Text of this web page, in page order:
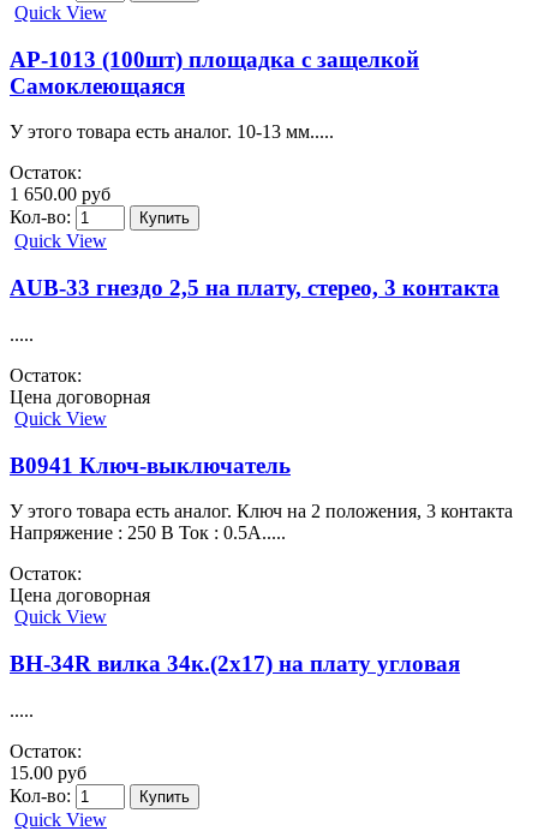
Quick View
AP-1013 (100шт) площадка с защелкой
Самоклеющаяся
У этого товара есть аналог. 10-13 мм.....
Остаток:
1 650.00 руб
Кол-во:
Quick View
AUB-33 гнездо 2,5 на плату, стерео, 3 контакта
.....
Остаток:
Цена договорная
Quick View
B0941 Ключ-выключатель
У этого товара есть аналог. Ключ на 2 положения, 3 контакта
Напряжение : 250 В Ток : 0.5А.....
Остаток:
Цена договорная
Quick View
BH-34R вилка 34к.(2х17) на плату угловая
.....
Остаток:
15.00 руб
Кол-во:
Quick View